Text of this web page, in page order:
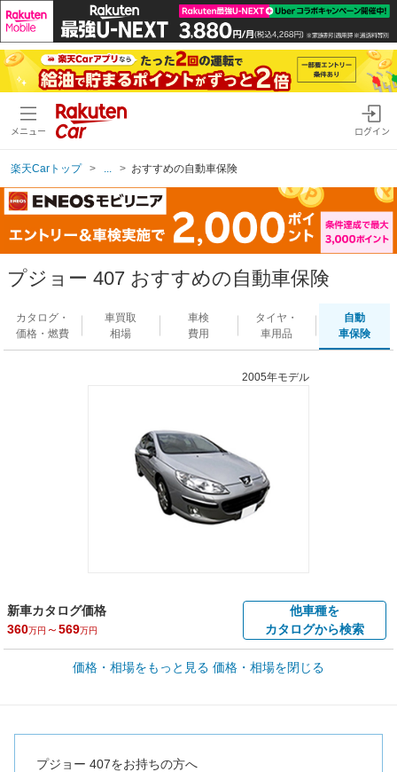
メニュー ログイン
楽天Carトップ おすすめの自動車保険
プジョー 407 おすすめの自動車保険
カタログ・
価格・燃費
車買取
相場
車検
費用
タイヤ・
車用品
自動
車保険
2005年モデル
新車カタログ価格
360万円 ～569万円
他車種を
カタログから検索
車買取価格 *
車買取相場
全国平均の車検価格 *
円
楽天Car車検で
価格・相場をもっと見る 価格・相場を閉じる
プジョー 407をお持ちの方へ